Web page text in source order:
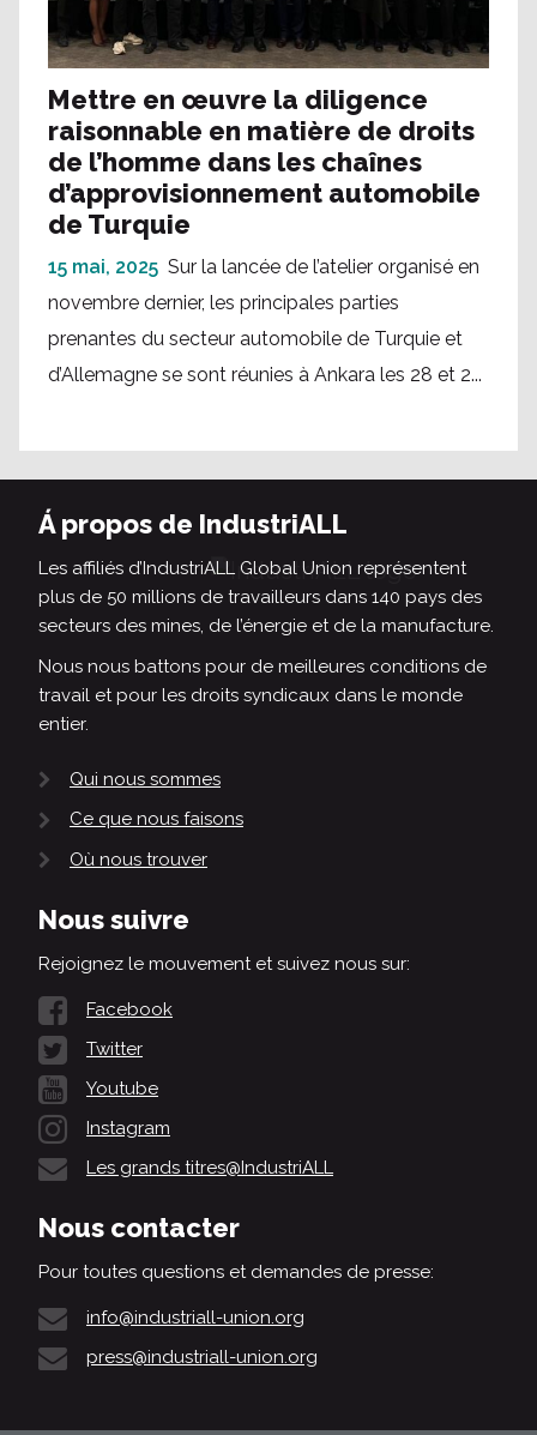
Mettre en œuvre la diligence
raisonnable en matière de droits
de l’homme dans les chaînes
d’approvisionnement automobile
de Turquie
15 mai, 2025 Sur la lancée de l’atelier organisé en
novembre dernier, les principales parties
prenantes du secteur automobile de Turquie et
d’Allemagne se sont réunies à Ankara les 28 et 2...
Á propos de IndustriALL
Les affiliés d’IndustriALL Global Union représentent
plus de 50 millions de travailleurs dans 140 pays des
secteurs des mines, de l’énergie et de la manufacture.
Nous nous battons pour de meilleures conditions de
travail et pour les droits syndicaux dans le monde
entier.
Qui nous sommes
Ce que nous faisons
Où nous trouver
Nous suivre
Rejoignez le mouvement et suivez nous sur:
Facebook
Twitter
Youtube
Instagram
Les grands titres@IndustriALL
Nous contacter
Pour toutes questions et demandes de presse:
info@industriall-union.org
press@industriall-union.org